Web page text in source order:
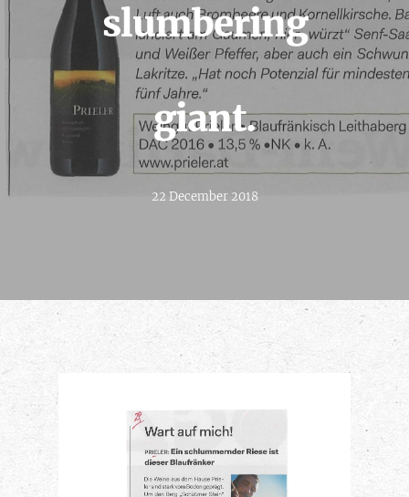
slumbering
giant.
22 December 2018